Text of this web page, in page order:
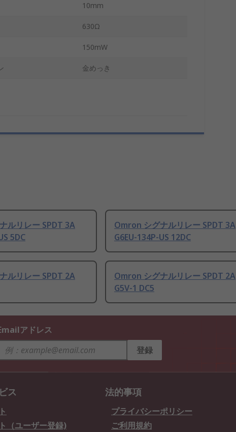
10mm
630Ω
150mW
金めっき
ルリレー SPDT 3A
5DC
Omron シグナルリレー SPDT 3A
G6EU-134P-US 12DC
ルリレー SPDT 2A
Omron シグナルリレー SPDT 2A
G5V-1 DC5
アドレス
登録
ス
（ユーザー登録)
法的事項
プライバシーポリシー
ご利用規約